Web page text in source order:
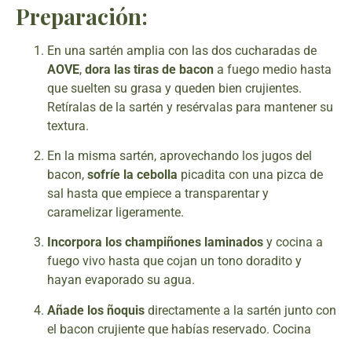
Preparación:
En una sartén amplia con las dos cucharadas de
AOVE, dora las tiras de bacon a fuego medio hasta
que suelten su grasa y queden bien crujientes.
Retíralas de la sartén y resérvalas para mantener su
textura.
En la misma sartén, aprovechando los jugos del
bacon, sofríe la cebolla picadita con una pizca de
sal hasta que empiece a transparentar y
caramelizar ligeramente.
Incorpora los champiñones laminados y cocina a
fuego vivo hasta que cojan un tono doradito y
hayan evaporado su agua.
Añade los ñoquis directamente a la sartén junto con
el bacon crujiente que habías reservado. Cocina